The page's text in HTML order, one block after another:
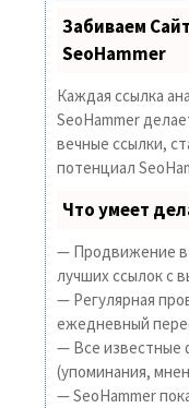
Забиваем
SeoHammer
Каждая ссылка
SeoHammer
вечные ссылки,
потенциал
Что умеет
— Продвижение в
лучших ссылок с
— Регулярная
ежедневный
— Все известные
(упоминания,
— SeoHammer